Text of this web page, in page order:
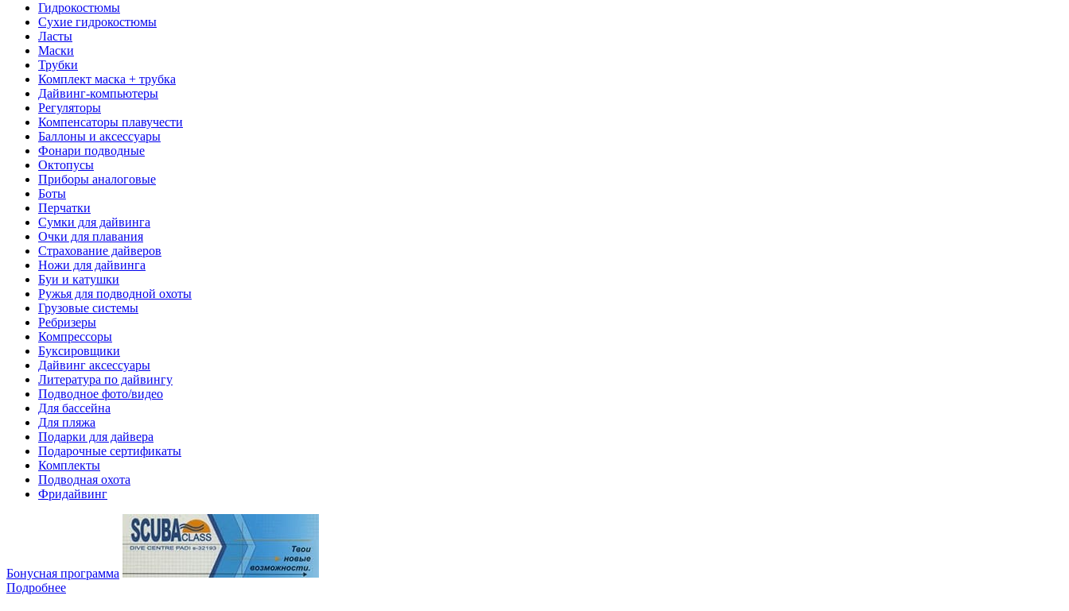
Гидрокостюмы
Сухие гидрокостюмы
Ласты
Маски
Трубки
Комплект маска + трубка
Дайвинг-компьютеры
Регуляторы
Компенсаторы плавучести
Баллоны и аксессуары
Фонари подводные
Октопусы
Приборы аналоговые
Боты
Перчатки
Сумки для дайвинга
Очки для плавания
Страхование дайверов
Ножи для дайвинга
Буи и катушки
Ружья для подводной охоты
Грузовые системы
Ребризеры
Компрессоры
Буксировщики
Дайвинг аксессуары
Литература по дайвингу
Подводное фото/видео
Для бассейна
Для пляжа
Подарки для дайвера
Подарочные сертификаты
Комплекты
Подводная охота
Фридайвинг
Бонусная программа
Подробнее